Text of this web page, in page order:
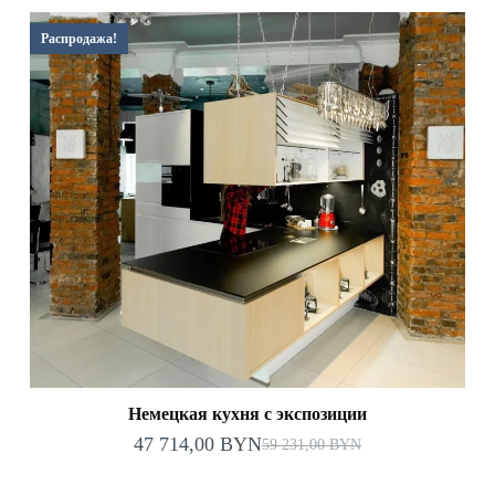
составляла
92
137,00 BYN.
78
974,00 BYN.
Распродажа!
Немецкая кухня с экспозиции
59 231,00BYN
Первоначальная
47 714,00 BYNТекущая